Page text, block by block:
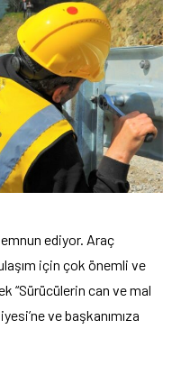
ediyor. Araç
için çok önemli ve
“Sürücülerin can ve mal
ve başkanımıza